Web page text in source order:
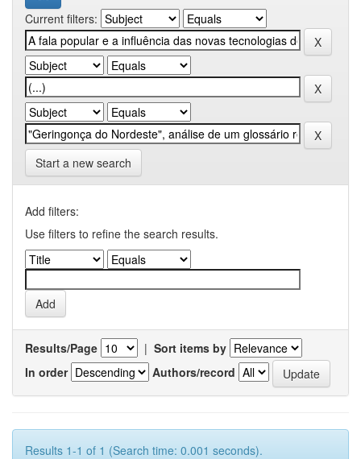
Current filters:
Start a new search
Add filters:
Use filters to refine the search results.
Results/Page | Sort items by
In order
Authors/record
Results 1-1 of 1 (Search time: 0.001 seconds).